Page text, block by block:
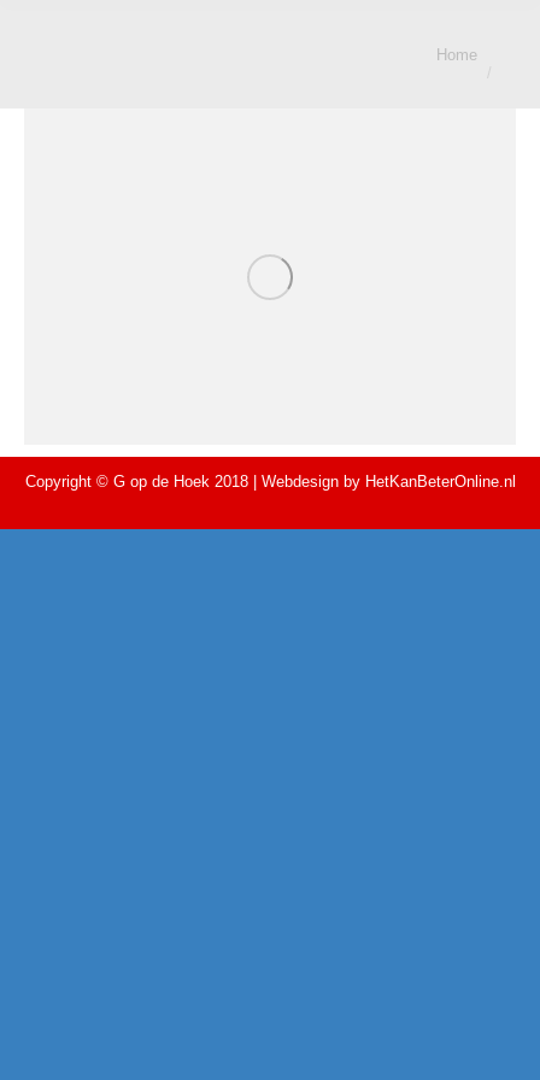
Je bent hier:
Home
Copyright © G op de Hoek 2018 | Webdesign by HetKanBeterOnline.nl